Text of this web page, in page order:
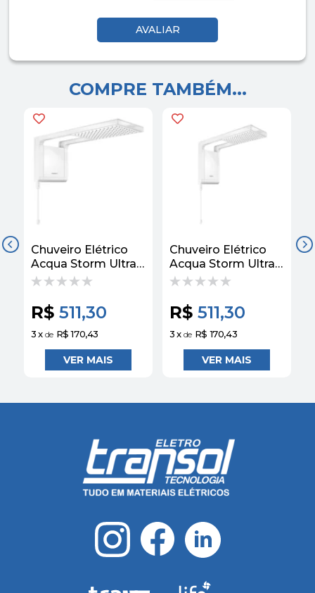
COMPRE TAMBÉM...
Chuveiro Elétrico
Acqua Storm Ultra
6800W 220V
Lorenzetti
R$ 511,30
3x de R$ 170,43
Chuveiro Elétrico
Acqua Storm Ultra
7800W 220V
R$ 511,30
3x de R$ 170,43